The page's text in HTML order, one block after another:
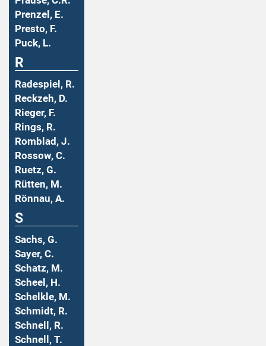
Prenzel, E.
Presto, F.
Puck, L.
R
Radespiel, R.
Reckzeh, D.
Rieger, F.
Rings, R.
Romblad, J.
Rossow, C.
Ruetz, G.
Rütten, M.
Rönnau, A.
S
Sachs, G.
Sayer, C.
Schatz, M.
Scheel, H.
Schelkle, M.
Schmidt, R.
Schnell, R.
Schnell, T.